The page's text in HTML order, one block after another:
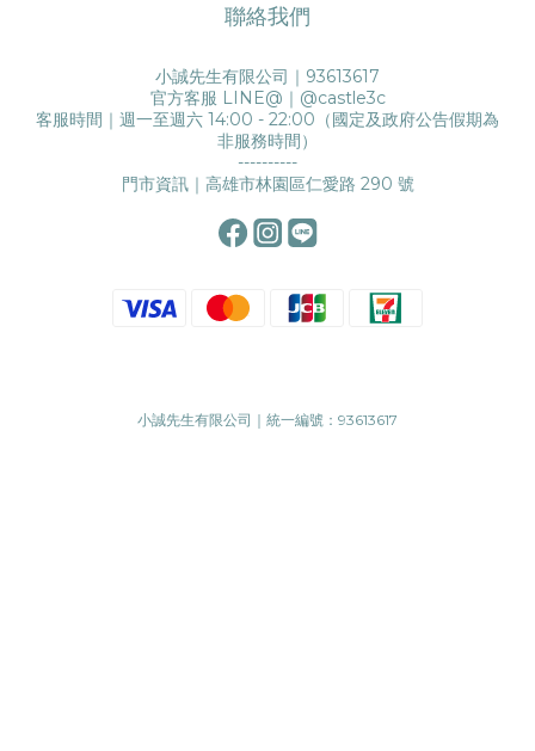
聯絡我們
小誠先生有限公司｜93613617
官方客服 LINE@｜ @castle3c
客服時間｜週一至週六 14:00 - 22:00（國定及政府公告假期為
非服務時間）
----------
門市資訊｜高雄市林園區仁愛路 290 號
小誠先生有限公司｜統一編號：93613617